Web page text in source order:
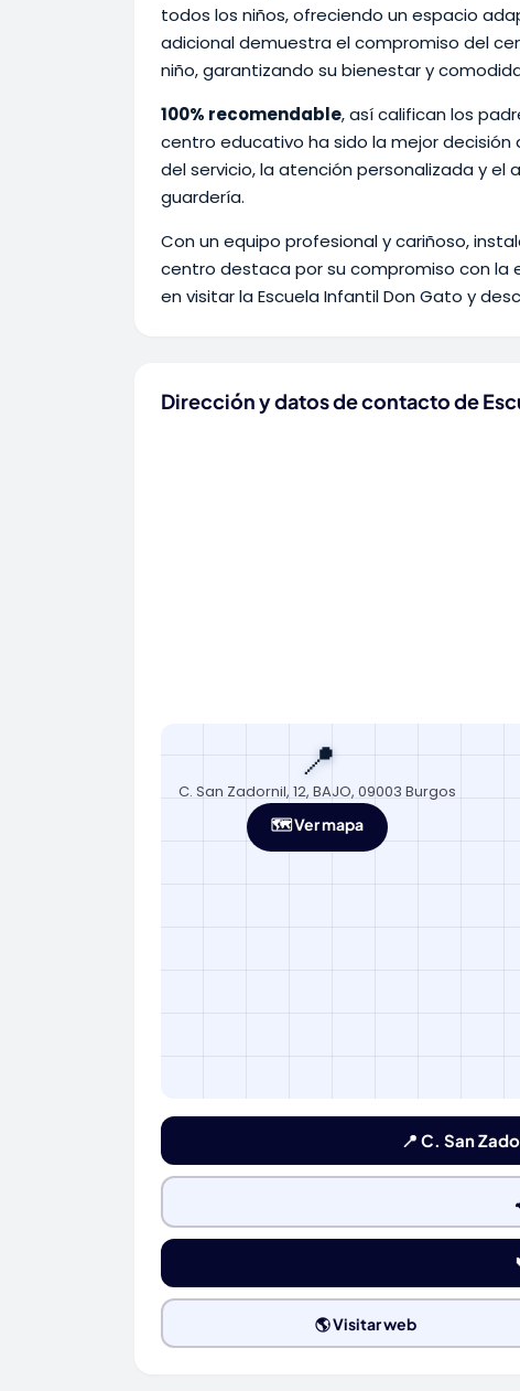
todos los niños, ofreciendo un espacio
adicional demuestra el compromiso del
niño, garantizando su bienestar y
100% recomendable, así califican los
centro educativo ha sido la mejor decisión
del servicio, la atención personalizada y
guardería.
Con un equipo profesional y cariñoso,
centro destaca por su compromiso con la
en visitar la Escuela Infantil Don Gato y
Dirección y datos de contacto de
📍
C. San Zadornil, 12, BAJO, 09003 Burgos
🗺️ Ver mapa
📍 C. San
🌎 Visitar web